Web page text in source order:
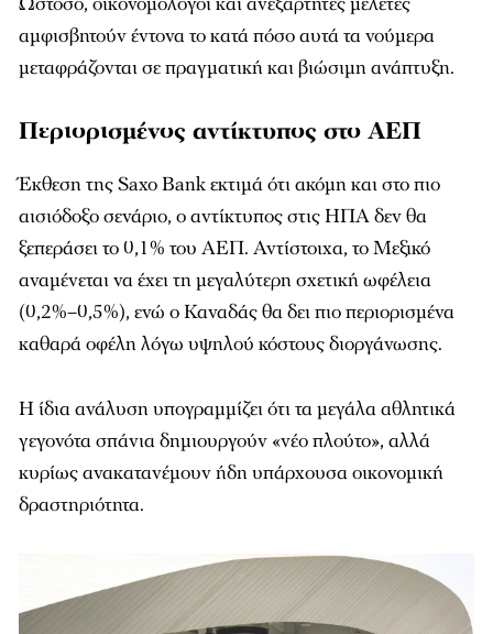
αμφισβητούν έντονα το κατά πόσο αυτά τα νούμερα
μεταφράζονται σε πραγματική και βιώσιμη ανάπτυξη.
Περιορισμένος αντίκτυπος στο ΑΕΠ
Έκθεση της Saxo Bank εκτιμά ότι ακόμη και στο πιο
αισιόδοξο σενάριο, ο αντίκτυπος στις ΗΠΑ δεν θα
ξεπεράσει το 0,1% του ΑΕΠ. Αντίστοιχα, το Μεξικό
αναμένεται να έχει τη μεγαλύτερη σχετική ωφέλεια
(0,2%–0,5%), ενώ ο Καναδάς θα δει πιο περιορισμένα
καθαρά οφέλη λόγω υψηλού κόστους διοργάνωσης.
Η ίδια ανάλυση υπογραμμίζει ότι τα μεγάλα αθλητικά
γεγονότα σπάνια δημιουργούν «νέο πλούτο», αλλά
κυρίως ανακατανέμουν ήδη υπάρχουσα οικονομική
δραστηριότητα.